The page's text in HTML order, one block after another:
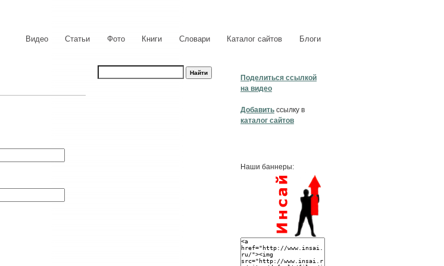
Видео Статьи Фото Книги Словари Каталог сайтов Блоги
Поделиться ссылкой
на видео
Добавить ссылку в
каталог сайтов
Наши баннеры: